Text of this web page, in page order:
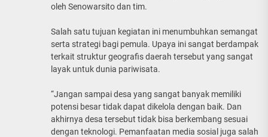
oleh Senowarsito dan tim.
Salah satu tujuan kegiatan ini menumbuhkan semangat
serta strategi bagi pemula. Upaya ini sangat berdampak
terkait struktur geografis daerah tersebut yang sangat
layak untuk dunia pariwisata.
“Jangan sampai desa yang sangat banyak memiliki
potensi besar tidak dapat dikelola dengan baik. Dan
akhirnya desa tersebut tidak bisa berkembang sesuai
dengan teknologi. Pemanfaatan media sosial juga salah